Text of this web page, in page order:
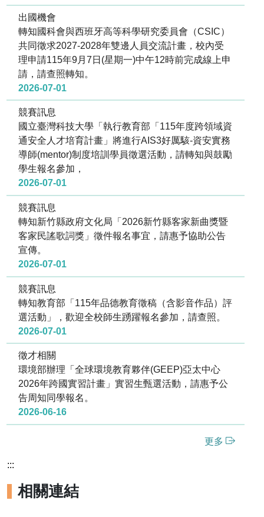
出國機會
轉知國科會與西班牙高等科學研究委員會（CSIC）
共同徵求2027-2028年雙邊人員交流計畫，校內受
理申請115年9月7日(星期一)中午12時前完成線上申
請，請查照轉知。
2026-07-01
競賽訊息
國立臺灣科技大學「執行教育部「115年度跨領域資
通安全人才培育計畫」將進行AIS3好厲駭-資安實務
導師(mentor)制度培訓學員徵選活動，請轉知與鼓勵
學生報名參加，
2026-07-01
競賽訊息
轉知新竹縣政府文化局「2026新竹縣客家新曲獎暨
客家民謠歌詞獎」徵件報名事宜，請惠予協助公告
宣傳。
2026-07-01
競賽訊息
轉知教育部「115年品德教育徵稿（含影音作品）評
選活動」，歡迎全校師生踴躍報名參加，請查照。
2026-07-01
徵才相關
環境部辦理「全球環境教育夥伴(GEEP)亞太中心
2026年跨國實習計畫」實習生甄選活動，請惠予公
告周知同學報名。
2026-06-16
更多
:::
相關連結